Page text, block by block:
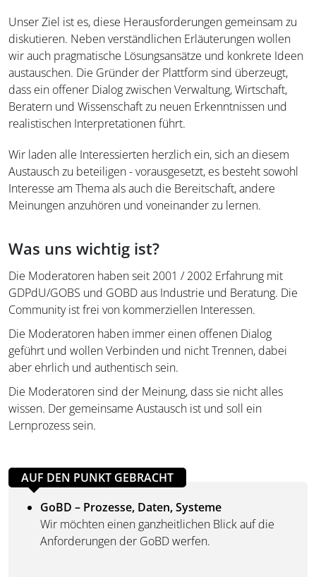
Unser Ziel ist es, diese Herausforderungen gemeinsam zu
diskutieren. Neben verständlichen Erläuterungen wollen
wir auch pragmatische Lösungsansätze und konkrete Ideen
austauschen. Die Gründer der Plattform sind überzeugt,
dass ein offener Dialog zwischen Verwaltung, Wirtschaft,
Beratern und Wissenschaft zu neuen Erkenntnissen und
realistischen Interpretationen führt.
Wir laden alle Interessierten herzlich ein, sich an diesem
Austausch zu beteiligen - vorausgesetzt, es besteht sowohl
Interesse am Thema als auch die Bereitschaft, andere
Meinungen anzuhören und voneinander zu lernen.
Was uns wichtig ist?
Die Moderatoren haben seit 2001 / 2002 Erfahrung mit
GDPdU/GOBS und GOBD aus Industrie und Beratung. Die
Community ist frei von kommerziellen Interessen.
Die Moderatoren haben immer einen offenen Dialog
geführt und wollen Verbinden und nicht Trennen, dabei
aber ehrlich und authentisch sein.
Die Moderatoren sind der Meinung, dass sie nicht alles
wissen. Der gemeinsame Austausch ist und soll ein
Lernprozess sein.
AUF DEN PUNKT GEBRACHT
GoBD – Prozesse, Daten, Systeme
Wir möchten einen ganzheitlichen Blick auf die
Anforderungen der GoBD werfen.